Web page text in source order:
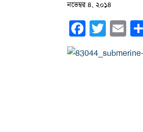
নভেম্বর ৪, ২০১৪
Facebook
Twitter Email